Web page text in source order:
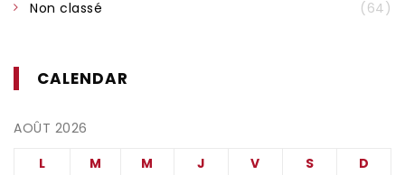
Non classé (64)
CALENDAR
AOÛT 2026
L
M M J V S
D